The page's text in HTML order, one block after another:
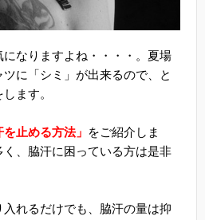
なりますよね・・・・。夏場
に「シミ」が出来るので、と
ます。
を止める方法」 をご紹介しま
、脇汗に困っている方は是非
れるだけでも、脇汗の量は抑